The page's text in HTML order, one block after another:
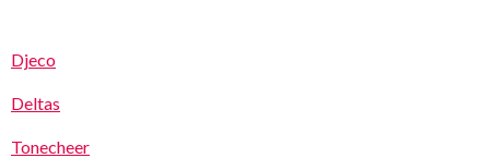
Djeco
Deltas
Tonecheer